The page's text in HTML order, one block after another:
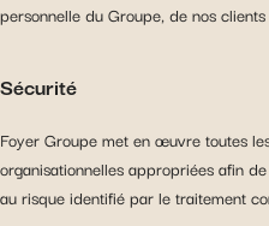
personnelle du Groupe, de nos
Sécurité
Foyer Groupe met en œuvre toutes
organisationnelles appropriées afin
au risque identifié par le traitement